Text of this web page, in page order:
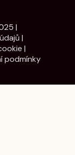
|
|
|
podmínky